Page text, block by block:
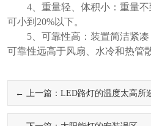
4、重量轻、体积小：重量不
可小到20%以下。
5、可靠性高：装置简洁紧凑
可靠性远高于风扇、水冷和热管
← 上一篇： LED路灯的温度太高所